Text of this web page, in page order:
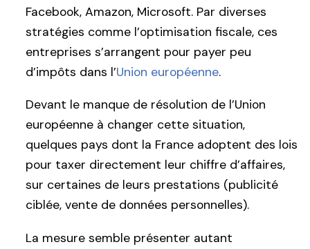
Facebook, Amazon, Microsoft. Par diverses
stratégies comme l’optimisation fiscale, ces
entreprises s’arrangent pour payer peu
d’impôts dans l’Union européenne.
Devant le manque de résolution de l’Union
européenne à changer cette situation,
quelques pays dont la France adoptent des lois
pour taxer directement leur chiffre d’affaires,
sur certaines de leurs prestations (publicité
ciblée, vente de données personnelles).
La mesure semble présenter autant